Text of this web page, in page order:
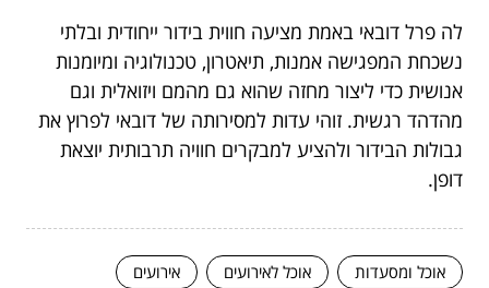
לה פרל דובאי באמת מציעה חווית בידור ייחודית ובלתי
נשכחת המפגישה אמנות, תיאטרון, טכנולוגיה ומיומנות
אנושית כדי ליצור מחזה שהוא גם מהמם ויזואלית וגם
מהדהד רגשית. זוהי עדות למסירותה של דובאי לפרוץ את
גבולות הבידור ולהציע למבקרים חוויה תרבותית יוצאת
דופן.
אוכל ומסעדות אוכל לאירועים
אירועים